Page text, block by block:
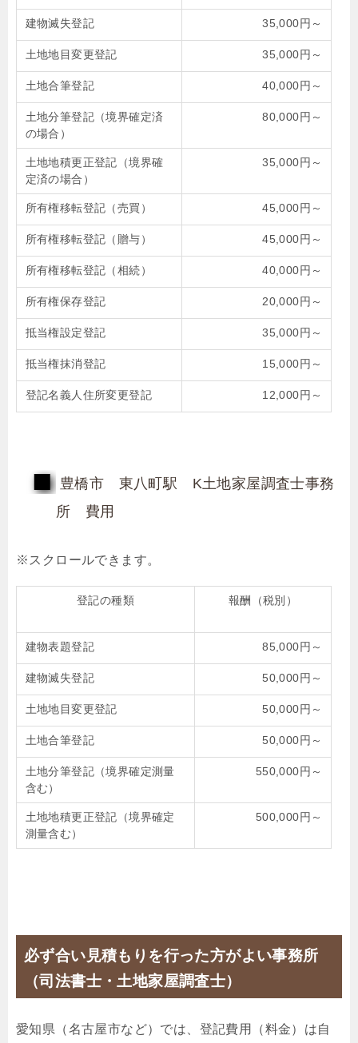
建物滅失登記 35,000円～
土地地目変更登記 35,000円～
土地合筆登記 40,000円～
土地分筆登記（境界確定済
の場合）
80,000円～
土地地積更正登記（境界確
定済の場合）
35,000円～
所有権移転登記（売買） 45,000円～
所有権移転登記（贈与） 45,000円～
所有権移転登記（相続） 40,000円～
所有権保存登記 20,000円～
抵当権設定登記 35,000円～
抵当権抹消登記 15,000円～
登記名義人住所変更登記 12,000円～
豊橋市 東八町駅 K土地家屋調査士事務
所 費用
登記の種類 報酬（税別）
建物表題登記 85,000円～
建物滅失登記 50,000円～
土地地目変更登記 50,000円～
土地合筆登記 50,000円～
土地分筆登記（境界確定測量
含む）
550,000円～
土地地積更正登記（境界確定
測量含む）
500,000円～
必ず合い見積もりを行った方がよい事務所
（司法書士・土地家屋調査士）
愛知県（名古屋市など）では、登記費用（料金）は自